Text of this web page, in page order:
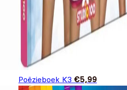
Poëzieboek K3 €5,99